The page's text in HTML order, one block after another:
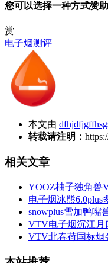
您可以选择一种方式赞
赏
电子烟测评
本文由
转载请注明：
相关文章
YOOZ柚子独角兽
电子烟冰熊6.0plus
snowplus雪加鸭嘴
VTV电子烟沉江月
VTV北春荷国标烟